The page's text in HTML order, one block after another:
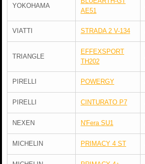
YOKOHAMA
AE51
VIATTI STRADA 2 V-134
TRIANGLE
EFFEXSPORT
TH202
PIRELLI POWERGY
PIRELLI CINTURATO P7
NEXEN N'Fera SU1
MICHELIN PRIMACY 4 ST